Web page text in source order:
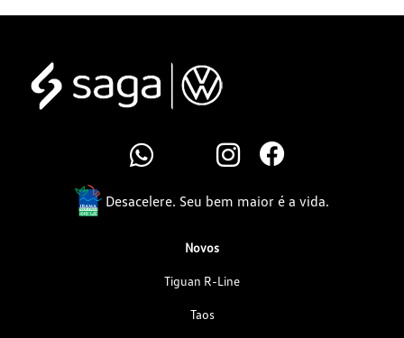
Desacelere. Seu bem maior é a vida.
Novos
Tiguan R-Line
Taos